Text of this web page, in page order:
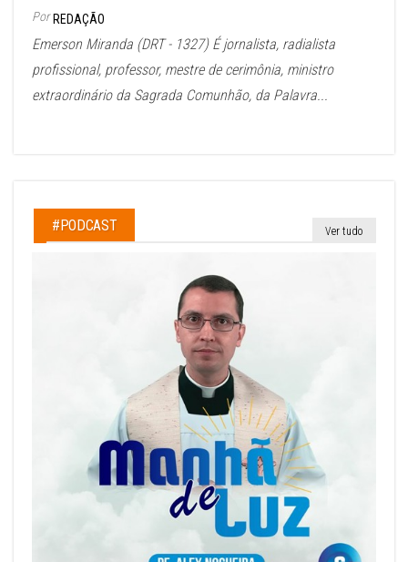
Por REDAÇÃO
Emerson Miranda (DRT - 1327) É jornalista, radialista
profissional, professor, mestre de cerimônia, ministro
extraordinário da Sagrada Comunhão, da Palavra...
#PODCAST Ver tudo